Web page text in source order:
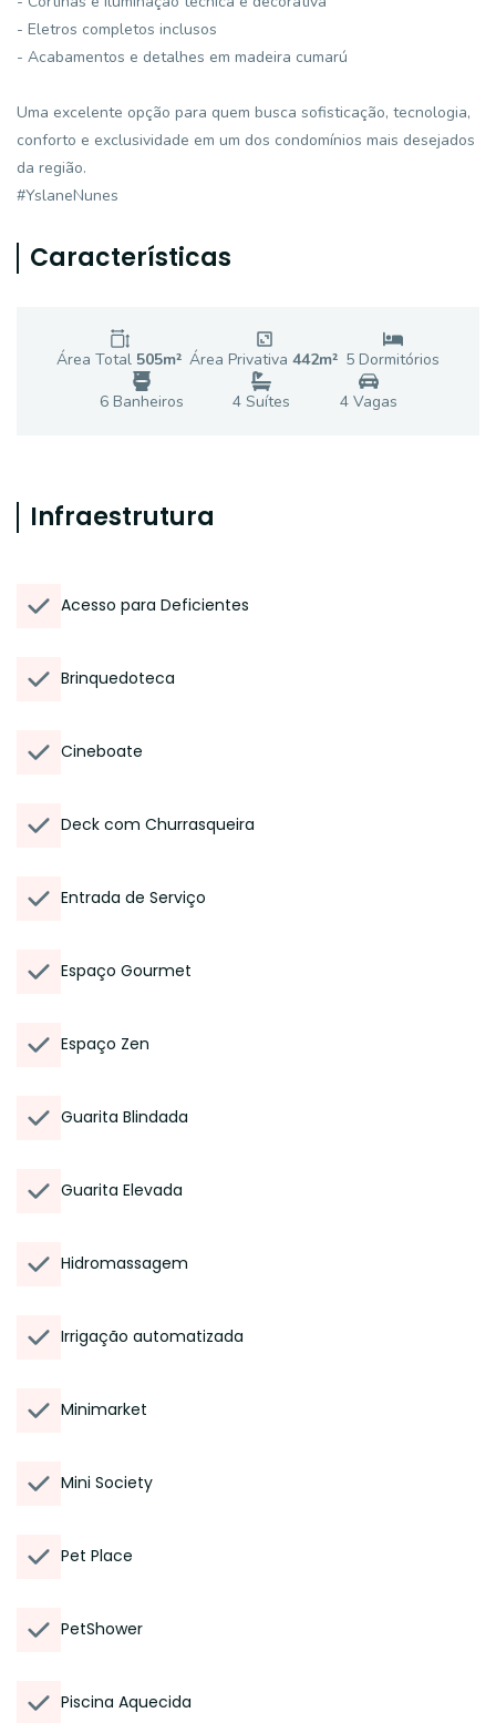
- Eletros completos inclusos
- Acabamentos e detalhes em madeira cumarú
Uma excelente opção para quem busca sofisticação, tecnologia,
conforto e exclusividade em um dos condomínios mais desejados
da região.
#YslaneNunes
Características
Área Total 505m² Área Privativa 442m² 5 Dormitórios
6Banheiros 4 Suítes 4Vagas
Infraestrutura
Acesso para Deficientes
Brinquedoteca
Cineboate
Deck com Churrasqueira
Entrada de Serviço
Espaço Gourmet
Espaço Zen
Guarita Blindada
Guarita Elevada
Hidromassagem
Irrigação automatizada
Minimarket
Mini Society
Pet Place
PetShower
Piscina Aquecida